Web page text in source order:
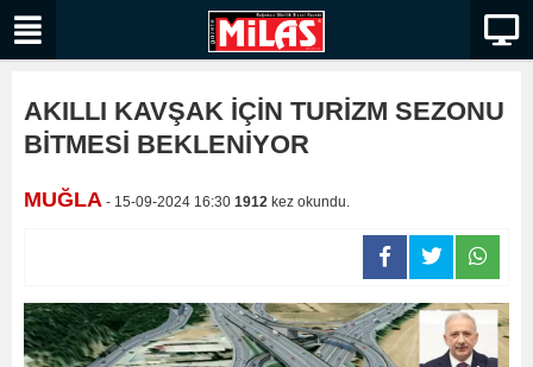
AKILLI KAVŞAK İÇİN TURİZM SEZONU
BİTMESİ BEKLENİYOR
MUĞLA - 15-09-2024 16:30 1912 kez okundu.